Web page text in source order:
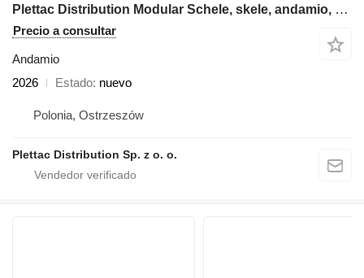
Plettac Distribution Modular Schele, skele, andamio, scaffolding, pastoliai, tellingu
Precio a consultar
Andamio
2026
Estado nuevo
Polonia, Ostrzeszów
Plettac Distribution Sp. z o. o.